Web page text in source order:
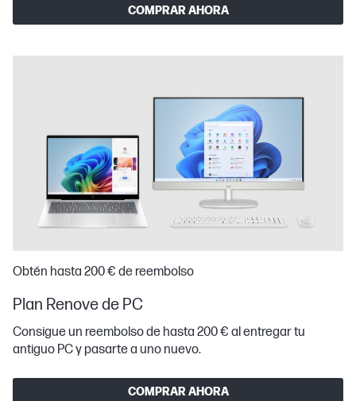
COMPRAR AHORA
Obtén hasta 200 € de reembolso
Plan Renove de PC
Consigue un reembolso de hasta 200 € al entregar tu
antiguo PC y pasarte a uno nuevo.
COMPRAR AHORA